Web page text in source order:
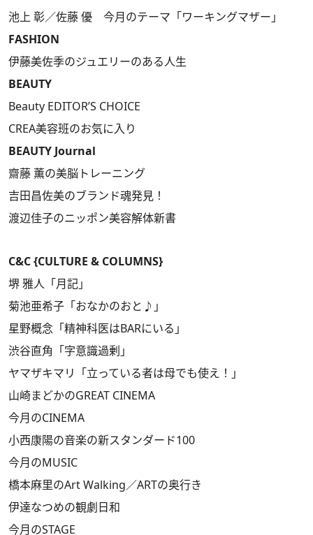
池上 彰／佐藤 優 今月のテーマ「ワーキングマザー」
FASHION
伊藤美佐季のジュエリーのある人生
BEAUTY
Beauty EDITOR’S CHOICE
CREA美容班のお気に入り
BEAUTY Journal
齋藤 薫の美脳トレーニング
吉田昌佐美のブランド魂発見！
渡辺佳子のニッポン美容解体新書
C&C {CULTURE & COLUMNS}
堺 雅人「月記」
菊池亜希子「おなかのおと♪」
星野概念「精神科医はBARにいる」
渋谷直角「字意識過剰」
ヤマザキマリ「立っている者は母でも使え！」
山崎まどかのGREAT CINEMA
今月のCINEMA
小西康陽の音楽の新スタンダード100
今月のMUSIC
橋本麻里のArt Walking／ARTの奥行き
伊達なつめの観劇日和
今月のSTAGE